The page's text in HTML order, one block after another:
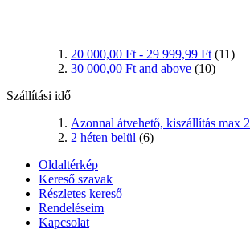
20 000,00 Ft - 29 999,99 Ft (11)
30 000,00 Ft and above (10)
Szállítási idő
Azonnal átvehető, kiszállítás max
2 héten belül (6)
Oldaltérkép
Kereső szavak
Részletes kereső
Rendeléseim
Kapcsolat